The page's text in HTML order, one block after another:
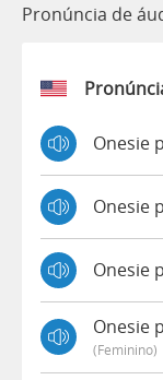
Pronúncia de
Onesie
Onesie
Onesie
Onesie
(feminino)